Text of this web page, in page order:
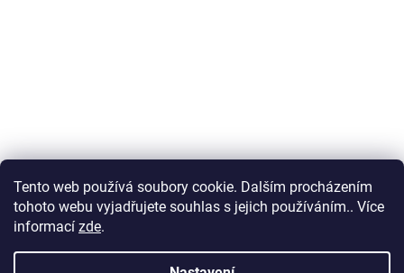
Tento web používá soubory cookie. Dalším procházením
tohoto webu vyjadřujete souhlas s jejich používáním.. Více
informací zde.
Obchodní podmínky